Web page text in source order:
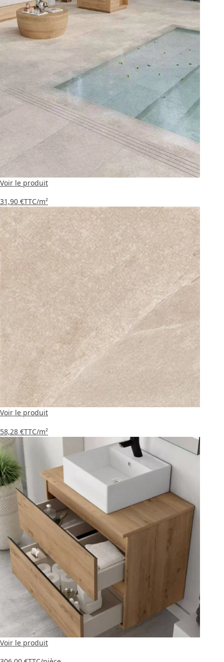
Voir le produit
31,90 €TTC/m²
Voir le produit
58,28 €TTC/m²
Voir le produit